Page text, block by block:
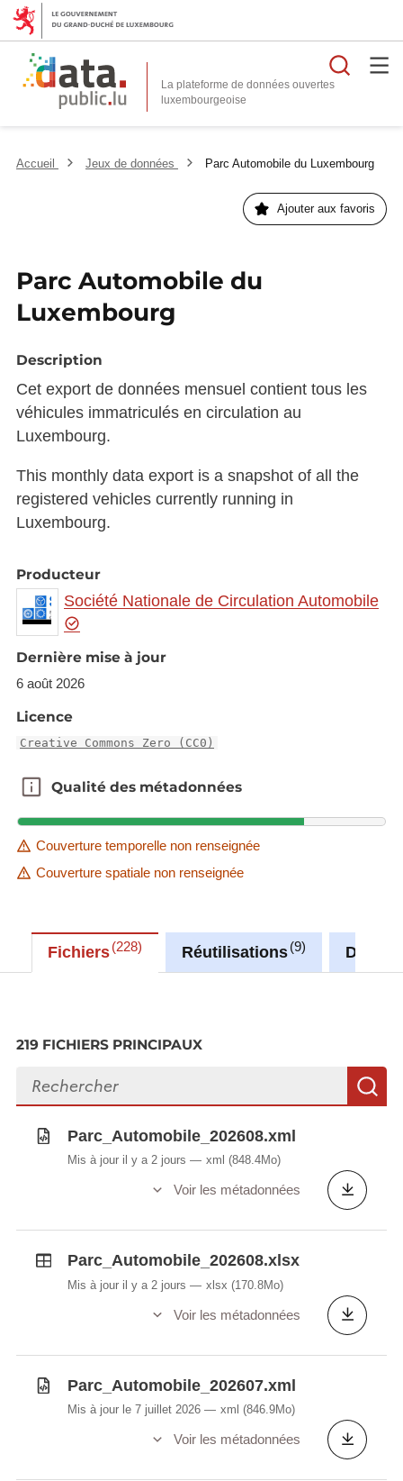
La plateforme de données ouvertes
Accueil Jeux de données Parc Automobile du Luxembourg
Ajouter aux favoris
Parc Automobile du
Luxembourg
Description
Cet export de données mensuel contient tous les
véhicules immatriculés en circulation au
Luxembourg.
This monthly data export is a snapshot of all the
registered vehicles currently running in
Luxembourg.
Producteur
Société Nationale de Circulation Automobile
Dernière mise à jour
6 août 2026
Licence
Creative Commons Zero (CC0)
Qualité des métadonnées
Qualité des métadonnées
Couverture temporelle non renseignée
Couverture spatiale non renseignée
Fichiers 228 Réutilisations 9
219 FICHIERS PRINCIPAUX
Rechercher des fichiers
Parc_Automobile_202608.xml
Mis à jour il y a 2 jours xml (848.4Mo)
Voir les métadonnées
Parc_Automobile_202608.xlsx
Mis à jour il y a 2 jours xlsx (170.8Mo)
Voir les métadonnées
Parc_Automobile_202607.xml
Mis à jour le 7 juillet 2026 xml (846.9Mo)
Voir les métadonnées